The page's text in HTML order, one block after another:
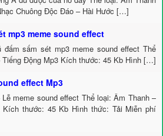
Chuông Độc Đáo – Hài Hước […]
mp3 meme sound effect
đấm sấm sét mp3 meme sound effect Thể
Tiếng Động Mp3 Kích thước: 45 Kb Hình […]
effect Mp3
Lễ meme sound effect Thể loại: Âm Thanh –
Kích thước: 45 Kb Hình thức: Tải Miễn phí